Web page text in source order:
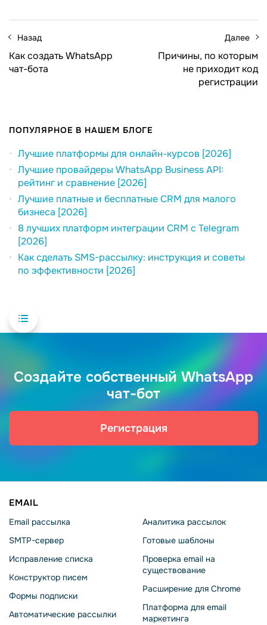
Назад
Как создать WhatsApp
чат-бота
Далее
Причины, по которым
не приходит код
регистрации
ПОПУЛЯРНОЕ В НАШЕМ БЛОГЕ
Лучшие платформы для онлайн-курсов [2026]
Лучшие провайдеры WhatsApp Business API:
рейтинг и сравнение [2026]
Лучшие платные и бесплатные CRM для малого
бизнеса [2026]
8 лучших платформ интеграции CRM с Telegram
[2026]
Как сделать SMS-рассылку: инструкция и советы
по эффективности [2026]
Создайте собственный WhatsApp
чат-бот
Регистрация
EMAIL
Email рассылка
SMTP-сервер
Исправление списка
Конструктор писем
Формы подписки
Автоматические рассылки
Аналитика рассылок
Готовые шаблоны
Проверка email на
существование
Расширение для Chrome
Платформа для email
маркетинга